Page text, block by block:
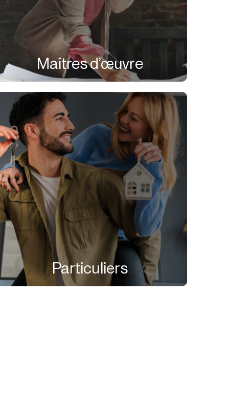
Maîtres d’œuvre
Particuliers